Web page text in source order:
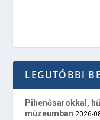
LEGUTÓBBI
Pihenősarokkal,
múzeumban 2026-